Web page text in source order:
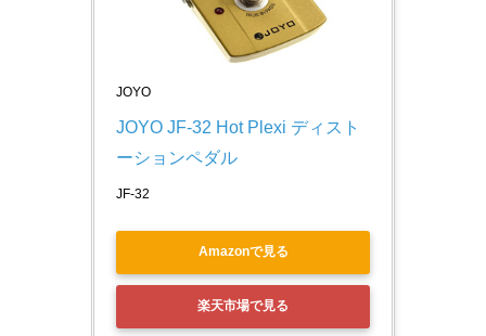
JOYO
JOYO JF-32 Hot Plexi ディスト
ーションペダル
JF-32
Amazonで見る
楽天市場で見る